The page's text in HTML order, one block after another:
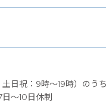
日祝：9時～19時）のうち
～10日休制